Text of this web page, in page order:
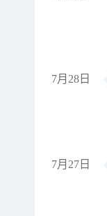
7月28日
7月27日